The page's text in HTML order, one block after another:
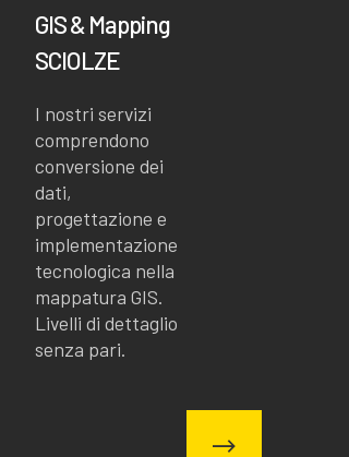
GIS & Mapping
SCIOLZE
I nostri servizi
comprendono
conversione dei
dati,
progettazione e
implementazione
tecnologica nella
mappatura GIS.
Livelli di dettaglio
senza pari.